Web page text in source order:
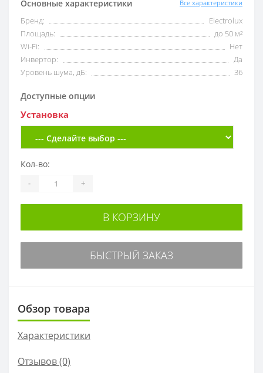
Основные характеристики Все характеристики
Бренд:
Electrolux
Площадь:
до 50 м²
Wi-Fi:
Нет
Инвертор:
Да
Уровень шума, дБ:
36
Доступные опции
Установка
Кол-во:
- +
В КОРЗИНУ
БЫСТРЫЙ ЗАКАЗ
Обзор товара
Характеристики
Отзывов (0)